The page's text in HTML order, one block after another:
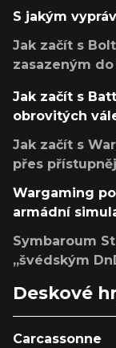
S jakým
Jak začít s
zasazeným
Jak začít s
obrovitých
Jak začít s
přes
Wargaming
armádní
Symbaroum
„švédským
Deskové
Carcassonne